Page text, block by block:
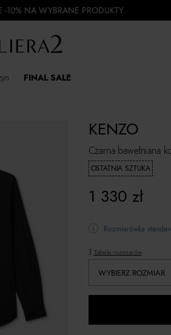
-10% NA WYBRANE PRODUKTY
FINAL SALE
Czarna bawełniana
OSTATNIA SZTUKA
KENZO
1 330 zł
Rozmiarówka
Tabela rozmiarów
WYBIERZ ROZMIAR